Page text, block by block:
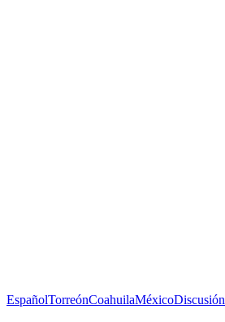
EspañolTorreónCoahuilaMéxicoDiscusión